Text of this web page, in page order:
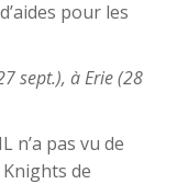
pour les
sept.), à Erie (28
n’a pas vu de
de